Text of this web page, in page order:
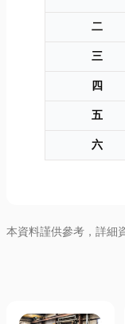
二
三
四
五
六
本資料謹供參考，詳細